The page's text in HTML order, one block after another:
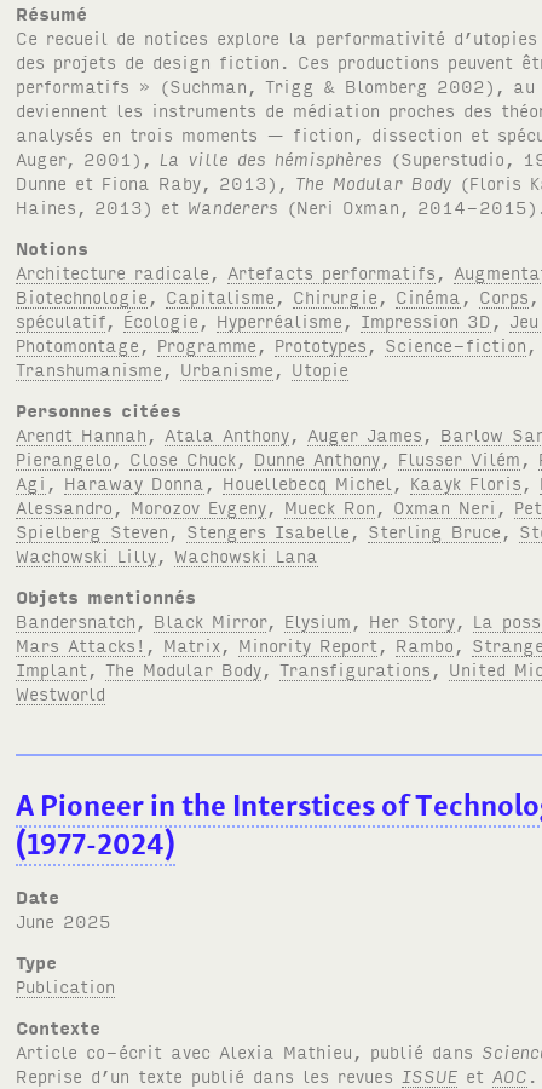
Résumé
Ce recueil de notices explore la performativité
des projets de design fiction. Ces productions peuvent
performatifs » (Suchman, Trigg & Blomberg 2002),
deviennent les instruments de médiation proches des
analysés en trois moments — fiction, dissection et
Auger, 2001), La ville des hémisphères (Superstudio,
Dunne et Fiona Raby, 2013), The Modular Body (Floris
Haines, 2013) et Wanderers (Neri Oxman, 2014-
Notions
Architecture radicale , Artefacts performatifs ,
Biotechnologie , Capitalisme , Chirurgie , Cinéma , Corps
spéculatif, Écologie , Hyperréalisme , Impression 3D ,
Photomontage , Programme , Prototypes , Science-fiction
Transhumanisme , Urbanisme , Utopie
Personnes citées
Arendt Hannah , Atala Anthony, Auger James , Barlow
Pierangelo , Close Chuck, Dunne Anthony, Flusser Vilém ,
Agi , Haraway Donna , Houellebecq Michel , Kaayk Floris ,
Alessandro , Morozov Evgeny, Mueck Ron , Oxman Neri ,
Spielberg Steven , Stengers Isabelle , Sterling Bruce ,
Wachowski Lilly,Wachowski Lana
Objets mentionnés
Bandersnatch , Black Mirror, Elysium , Her Story, La
Mars Attacks! , Matrix, Minority Report , Rambo ,
Implant ,The Modular Body,Transfigurations , United
Westworld
A Pioneer in the Interstices of
(1977-2024)
Date
June 2025
Type
Publication
Contexte
Article co-écrit avec Alexia Mathieu, publié dans
Reprise d’un texte publié dans les revues ISSUE etAOC .